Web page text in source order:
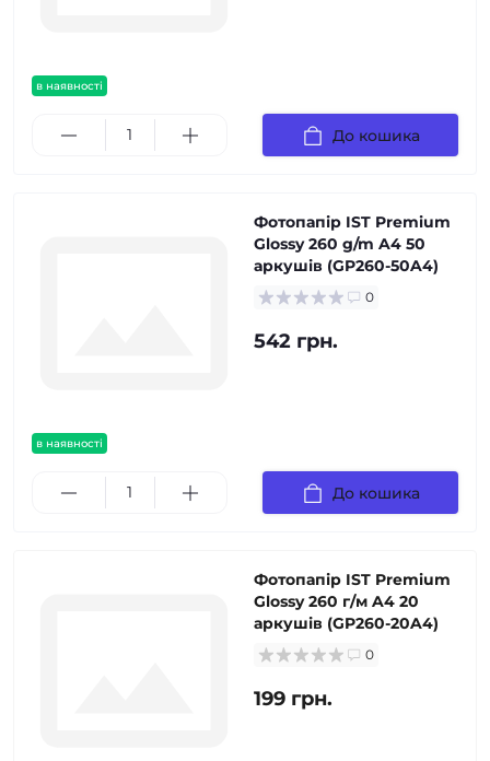
в наявності
До кошика
в наявності
Фотопапір IST Premium
Glossy 260 g/m A4 50
аркушів (GP260-50A4)
0
542 грн.
До кошика
Фотопапір IST Premium
Glossy 260 г/м A4 20
аркушів (GP260-20A4)
0
199 грн.